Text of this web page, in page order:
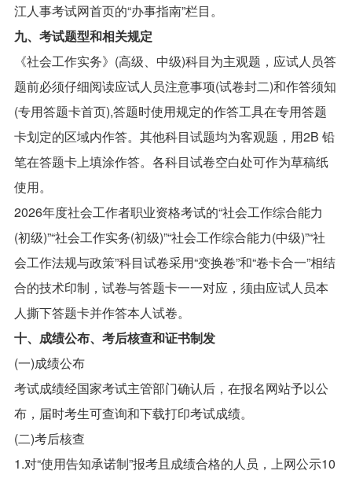
江人事考试网首页的“办事指南”栏目。
九、考试题型和相关规定
《社会工作实务》(高级、中级)科目为主观题，应试人员答
题前必须仔细阅读应试人员注意事项(试卷封二)和作答须知
(专用答题卡首页),答题时使用规定的作答工具在专用答题
卡划定的区域内作答。其他科目试题均为客观题，用2B 铅
笔在答题卡上填涂作答。各科目试卷空白处可作为草稿纸
使用。
2026年度社会工作者职业资格考试的“社会工作综合能力
(初级)”“社会工作实务(初级)”“社会工作综合能力(中级)”“社
会工作法规与政策”科目试卷采用“变换卷”和“卷卡合一”相结
合的技术印制，试卷与答题卡一一对应，须由应试人员本
人撕下答题卡并作答本人试卷。
十、成绩公布、考后核查和证书制发
(一)成绩公布
考试成绩经国家考试主管部门确认后，在报名网站予以公
布，届时考生可查询和下载打印考试成绩。
(二)考后核查
1.对“使用告知承诺制”报考且成绩合格的人员，上网公示10